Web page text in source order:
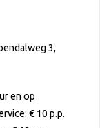
3,
en op
€ 10 p.p.